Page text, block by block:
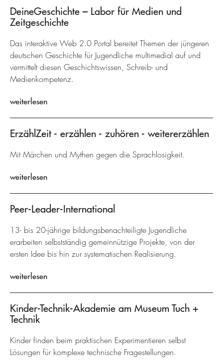
DeineGeschichte – Labor für Medien und
Zeitgeschichte
Das interaktive Web 2.0 Portal bereitet Themen der jüngeren
deutschen Geschichte für Jugendliche multimedial auf und
vermittelt diesen Geschichtswissen, Schreib- und
Medienkompetenz.
weiterlesen
ErzählZeit - erzählen - zuhören - weitererzählen
Mit Märchen und Mythen gegen die Sprachlosigkeit.
weiterlesen
Peer-Leader-International
13- bis 20-jährige bildungsbenachteiligte Jugendliche
erarbeiten selbstständig gemeinnützige Projekte, von der
ersten Idee bis hin zur systematischen Realisierung.
weiterlesen
Kinder-Technik-Akademie am Museum Tuch +
Technik
Kinder finden beim praktischen Experimentieren selbst
Lösungen für komplexe technische Fragestellungen.